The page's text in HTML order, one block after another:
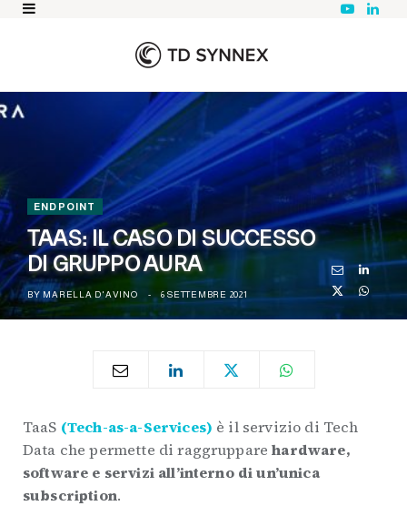
Y
b
e
L
I
n
ENDPOINT
TAAS: IL CASO DI SUCCESSO
DI GRUPPO AURA
BY MARELLA D'AVINO 6 SETTEMBRE 2021
TaaS (Tech-as-a-Services) è il servizio di Tech
Data che permette di raggrupparehardware,
software e servizi all’interno di un’unica
subscription.